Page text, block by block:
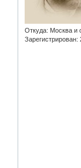
Откуда: Москва и
Зарегистрирован: